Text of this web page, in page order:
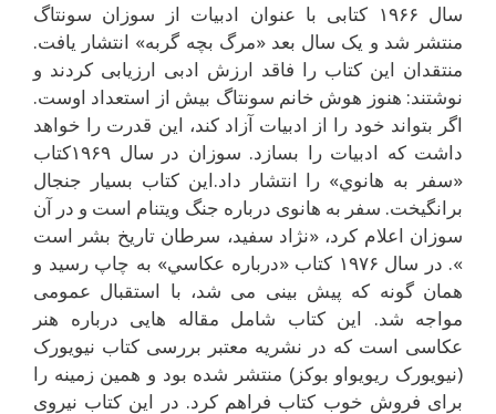
سال ۱۹۶۶ کتابى با عنوان ادبيات از سوزان سونتاگ
منتشر شد و يک سال بعد «مرگ بچه گربه» انتشار يافت.
منتقدان اين کتاب را فاقد ارزش ادبى ارزيابى کردند و
نوشتند: هنوز هوش خانم سونتاگ بيش از استعداد اوست.
اگر بتواند خود را از ادبيات آزاد کند، اين قدرت را خواهد
داشت که ادبيات را بسازد. سوزان در سال ۱۹۶۹کتاب
«سفر به هانوي» را انتشار داد.اين کتاب بسيار جنجال
برانگيخت. سفر به هانوى درباره جنگ ويتنام است و در آن
سوزان اعلام کرد، «نژاد سفيد، سرطان تاريخ بشر است
». در سال ۱۹۷۶ کتاب «درباره عکاسي» به چاپ رسيد و
همان گونه که پيش بينى مى شد، با استقبال عمومى
مواجه شد. اين کتاب شامل مقاله هايى درباره هنر
عکاسى است که در نشريه معتبر بررسى کتاب نيويورک
(نيويورک ريويواو بوکز) منتشر شده بود و همين زمينه را
براى فروش خوب کتاب فراهم کرد. در اين کتاب نيروى